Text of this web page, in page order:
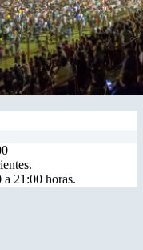
21:00 horas.